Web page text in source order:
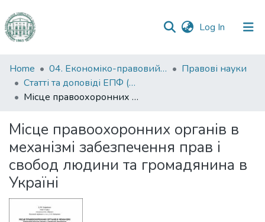
Log In (current)
Communities
&
Collections
Statistics
Home 04. Економіко-правовий факультет
Правові науки
Статті та доповіді ЕПФ (Правові науки)
Місце правоохоронних органів в механізмі забезпечення прав і свобод людини та громадянина в Україні
Місце правоохоронних органів в
механізмі забезпечення прав і
свобод людини та громадянина в
Україні